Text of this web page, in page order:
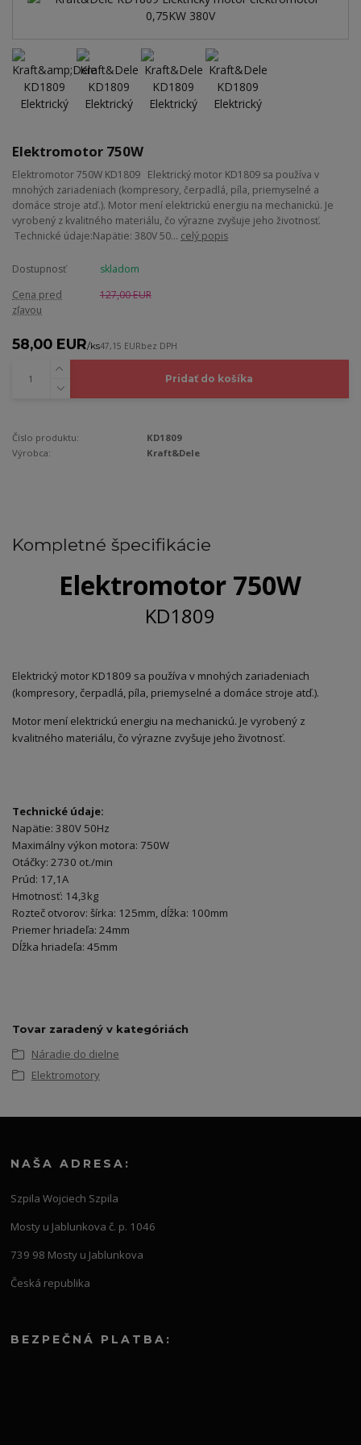
Elektromotor 750W
Elektromotor 750W KD1809 Elektrický motor KD1809 sa používa v
mnohých zariadeniach (kompresory, čerpadlá, píla, priemyselné a
domáce stroje atď.). Motor mení elektrickú energiu na mechanickú. Je
vyrobený z kvalitného materiálu, čo výrazne zvyšuje jeho životnosť.
Technické údaje:Napätie: 380V 50... celý popis
Dostupnosť
skladom
Cena pred
zľavou
127,00 EUR
58,00 EUR/ks47,15 EURbez DPH
Pridať do košíka
Číslo produktu:
KD1809
Výrobca:
Kraft&Dele
Kompletné špecifikácie
Elektromotor 750W
KD1809
Elektrický motor KD1809 sa používa v mnohých zariadeniach
(kompresory, čerpadlá, píla, priemyselné a domáce stroje atď.).
Motor mení elektrickú energiu na mechanickú. Je vyrobený z
kvalitného materiálu, čo výrazne zvyšuje jeho životnosť.
Technické údaje:
Napätie: 380V 50Hz
Maximálny výkon motora: 750W
Otáčky: 2730 ot./min
Prúd: 17,1A
Hmotnosť: 14,3kg
Rozteč otvorov: šírka: 125mm, dĺžka: 100mm
Priemer hriadeľa: 24mm
Dĺžka hriadeľa: 45mm
Tovar zaradený v kategóriách
Náradie do dielne
Elektromotory
NAŠA ADRESA:
Szpila Wojciech Szpila
Mosty u Jablunkova č. p. 1046
739 98 Mosty u Jablunkova
Česká republika
BEZPEČNÁ PLATBA: